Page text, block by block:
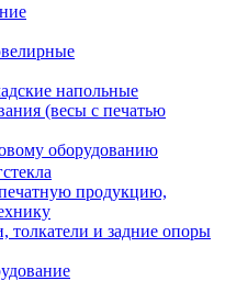
напольные
(весы с печатью
оборудованию
продукцию,
толкатели и задние опоры